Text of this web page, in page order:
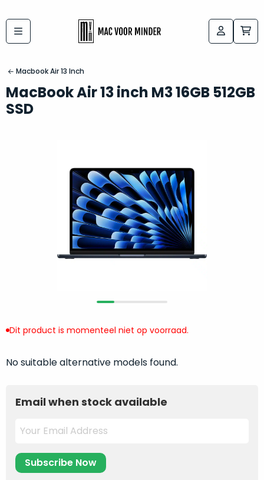
Macbook Air 13 Inch
MacBook Air 13 inch M3 16GB 512GB
SSD
Dit product is momenteel niet op voorraad.
No suitable alternative models found.
Email when stock available
Bij
koop
je
altijd
in
gegarandeerd.
customer
eenmalig
geopend
varianten
onze
als
nieuw
”-
selectie:
volledige
nieuwstaat,
Labels:
kies
de
Mac
kiezen.
wanneer
niet
weet
je
moet